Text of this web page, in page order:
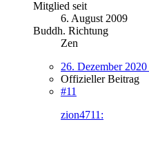
Mitglied seit
6. August 2009
Buddh. Richtung
Zen
26. Dezember
Offizieller Beitrag
#11
zion4711: